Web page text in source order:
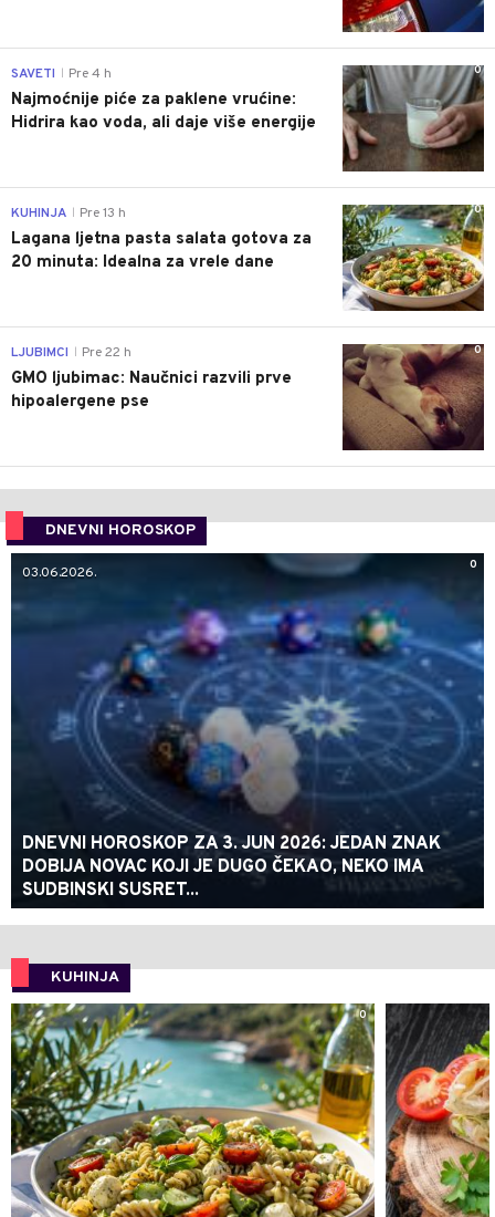
0
SAVETI Pre 4 h
Najmoćnije piće za paklene vrućine:
Hidrira kao voda, ali daje više energije
0
KUHINJA Pre 13 h
Lagana ljetna pasta salata gotova za
20 minuta: Idealna za vrele dane
0
LJUBIMCI Pre 22 h
GMO ljubimac: Naučnici razvili prve
hipoalergene pse
DNEVNI HOROSKOP
0
03.06.2026.
DNEVNI HOROSKOP ZA 3. JUN 2026: JEDAN ZNAK
DOBIJA NOVAC KOJI JE DUGO ČEKAO, NEKO IMA
SUDBINSKI SUSRET...
KUHINJA
0